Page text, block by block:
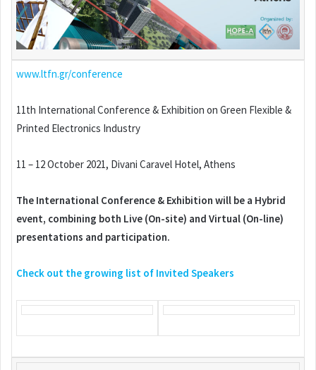
www.ltfn.gr/conference
11th International Conference & Exhibition on Green Flexible &
Printed Electronics Industry
11 – 12 October 2021, Divani Caravel Hotel, Athens
The International Conference & Exhibition will be a Hybrid
event, combining both Live (On-site) and Virtual (On-line)
presentations and participation.
Check out the growing list of Invited Speakers